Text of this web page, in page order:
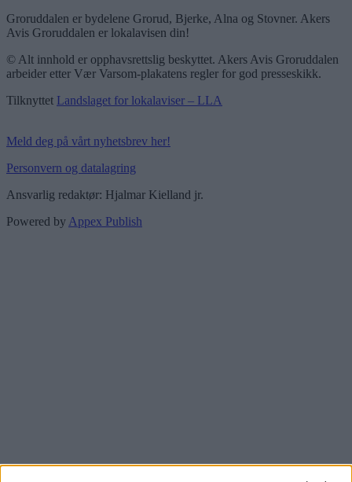
Groruddalen er bydelene Grorud, Bjerke, Alna og Stovner. Akers
Avis Groruddalen er lokalavisen din!
© Alt innhold er opphavsrettslig beskyttet. Akers Avis Groruddalen
arbeider etter Vær Varsom-plakatens regler for god presseskikk.
Tilknyttet Landslaget for lokalaviser – LLA
Meld deg på vårt nyhetsbrev her!
Personvern og datalagring
Ansvarlig redaktør: Hjalmar Kielland jr.
Powered by Appex Publish